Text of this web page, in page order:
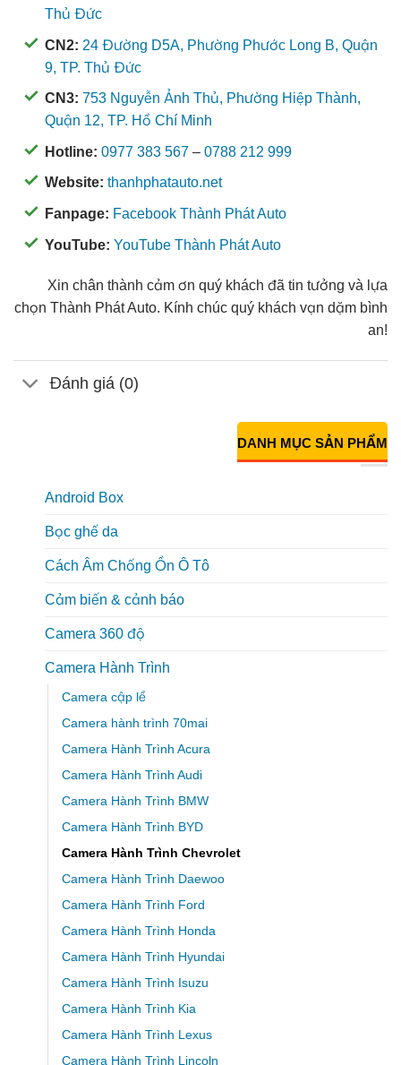
Thủ Đức
CN2: 24 Đường D5A, Phường Phước Long B, Quận
9, TP. Thủ Đức
CN3: 753 Nguyễn Ảnh Thủ, Phường Hiệp Thành,
Quận 12, TP. Hồ Chí Minh
Hotline: 0977 383 567 – 0788 212 999
Website: thanhphatauto.net
Fanpage: Facebook Thành Phát Auto
YouTube: YouTube Thành Phát Auto
Xin chân thành cảm ơn quý khách đã tin tưởng và lựa
chọn Thành Phát Auto. Kính chúc quý khách vạn dặm bình
an!
Đánh giá (0)
DANH MỤC SẢN PHẨM
Android Box
Bọc ghế da
Cách Âm Chống Ồn Ô Tô
Cảm biến & cảnh báo
Camera 360 độ
Camera Hành Trình
Camera cập lề
Camera hành trình 70mai
Camera Hành Trình Acura
Camera Hành Trình Audi
Camera Hành Trình BMW
Camera Hành Trình BYD
Camera Hành Trình Chevrolet
Camera Hành Trình Daewoo
Camera Hành Trình Ford
Camera Hành Trình Honda
Camera Hành Trình Hyundai
Camera Hành Trình Isuzu
Camera Hành Trình Kia
Camera Hành Trình Lexus
Camera Hành Trình Lincoln